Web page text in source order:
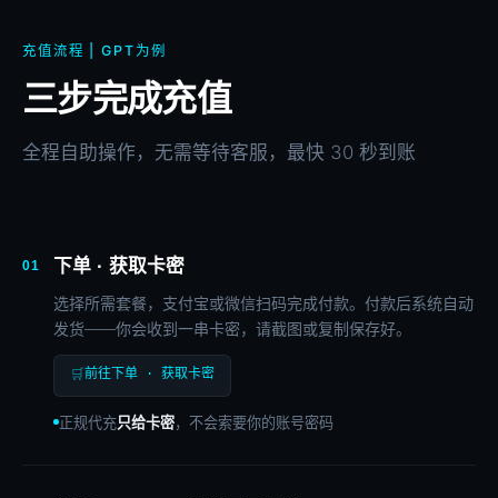
充值流程 | GPT为例
三步完成充值
全程自助操作，无需等待客服，最快 30 秒到账
01 下单 · 获取卡密
选择所需套餐，支付宝或微信扫码完成付款。付款后系统自动
发货——你会收到一串卡密，请截图或复制保存好。
🛒前往下单 · 获取卡密
正规代充只给卡密，不会索要你的账号密码